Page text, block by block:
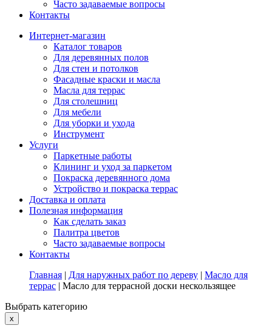
Часто задаваемые вопросы
Контакты
Интернет-магазин
Каталог товаров
Для деревянных полов
Для стен и потолков
Фасадные краски и масла
Масла для террас
Для столешниц
Для мебели
Для уборки и ухода
Инструмент
Услуги
Паркетные работы
Клининг и уход за паркетом
Покраска деревянного дома
Устройство и покраска террас
Доставка и оплата
Полезная информация
Как сделать заказ
Палитра цветов
Часто задаваемые вопросы
Контакты
Главная | Для наружных работ по дереву | Масло для
террас | Масло для террасной доски нескользящее
Выбрать категорию
x